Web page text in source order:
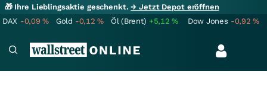
🎁 Ihre Lieblingsaktie geschenkt.→ Jetzt Depot eröffnen
DAX -0,09% Gold -0,12% Öl (Brent) +5,12% Dow Jones -0,92%